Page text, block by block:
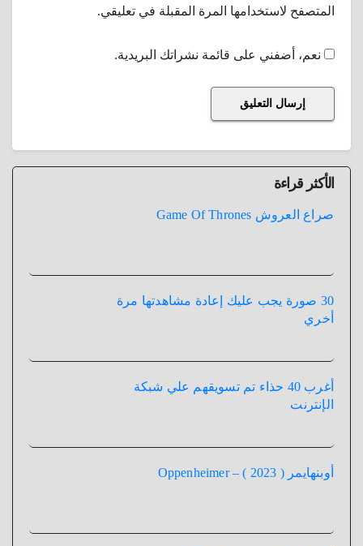
المتصفح لاستخدامها المرة المقبلة في تعليقي.
نعم، أضفني على قائمة نشراتك البريدية.
الأكثر قراءة
صراع العروش Game Of Thrones
30 صورة يجب عليك إعادة مشاهدتها مرة
أخري
أغرب 40 حذاء تم تسويقهم علي شبكة
الإنترنت
أوبنهايمر ( 2023 ) – Oppenheimer